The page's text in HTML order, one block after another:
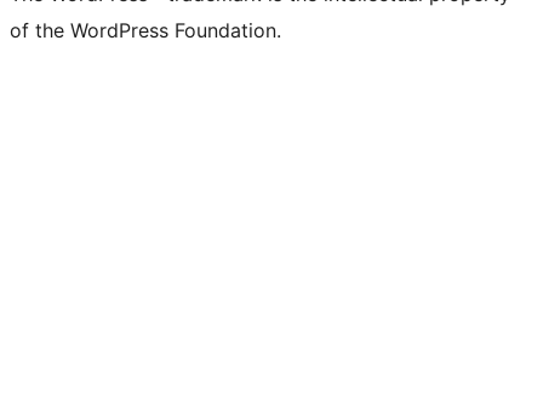
of the WordPress Foundation.